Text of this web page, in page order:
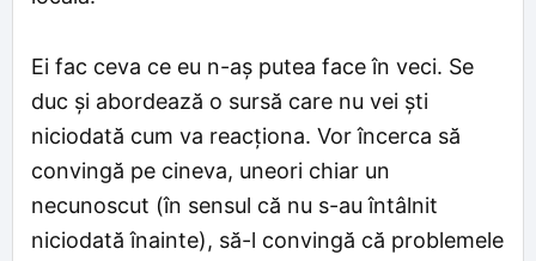
Ei fac ceva ce eu n-aș putea face în veci. Se
duc și abordează o sursă care nu vei ști
niciodată cum va reacționa. Vor încerca să
convingă pe cineva, uneori chiar un
necunoscut (în sensul că nu s-au întâlnit
niciodată înainte), să-l convingă că problemele